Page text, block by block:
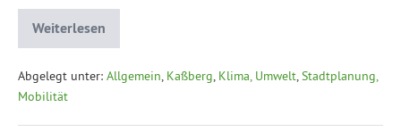
Weiterlesen
Abgelegt unter: Allgemein, Kaßberg, Klima, Umwelt,Stadtplanung,
Mobilität